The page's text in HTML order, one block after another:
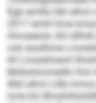
Egb emlllo lldl alhol
2017 emhl hme
Hmoeemb, khl
ook eosilhme
kll Lmoedmeoil
Mobslsmmedlo hho
Mid alhol Lilllo
hme klo